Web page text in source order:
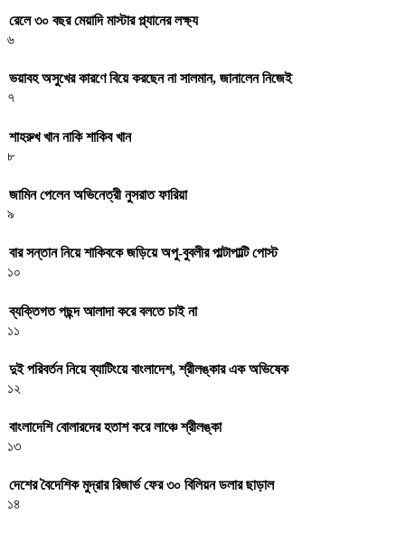
রেলে ৩০ বছর মেয়াদি মাস্টার প্ল্যানের লক্ষ্য
৬
ভয়াবহ অসুখের কারণে বিয়ে করছেন না সালমান, জানালেন নিজেই
৭
শাহরুখ খান নাকি শাকিব খান
৮
জামিন পেলেন অভিনেত্রী নুসরাত ফারিয়া
৯
বার সন্তান নিয়ে শাকিবকে জড়িয়ে অপু-বুবলীর পাল্টাপাল্টি পোস্ট
১০
ব্যক্তিগত পছন্দ আলাদা করে বলতে চাই না
১১
দুই পরিবর্তন নিয়ে ব্যাটিংয়ে বাংলাদেশ, শ্রীলঙ্কার এক অভিষেক
১২
বাংলাদেশি বোলারদের হতাশ করে লাঞ্চে শ্রীলঙ্কা
১৩
দেশের বৈদেশিক মুদ্রার রিজার্ভ ফের ৩০ বিলিয়ন ডলার ছাড়াল
১৪